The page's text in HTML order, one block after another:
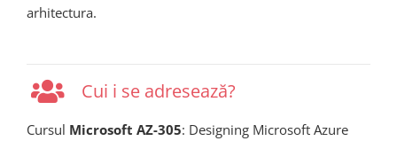
arhitectura.
Cui i se adresează?
Cursul Microsoft AZ-305: Designing Microsoft Azure